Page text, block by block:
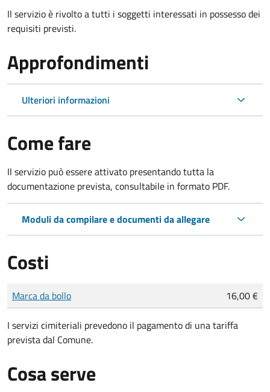
Il servizio è rivolto a tutti i soggetti interessati in possesso dei
requisiti previsti.
Approfondimenti
Ulteriori informazioni
Come fare
Il servizio può essere attivato presentando tutta la
documentazione prevista, consultabile in formato PDF.
Moduli da compilare e documenti da allegare
Costi
Tipo di pagamento
Importo
Marca da bollo 16,00 €
I servizi cimiteriali prevedono il pagamento di una tariffa
prevista dal Comune.
Cosa serve